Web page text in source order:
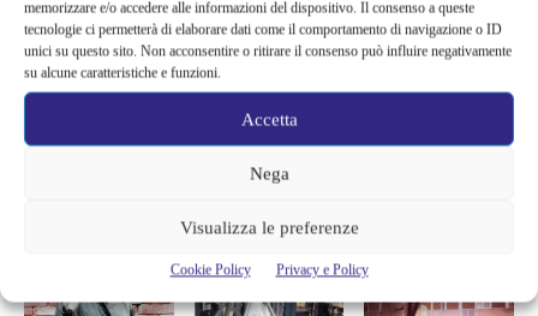
memorizzare e/o accedere alle informazioni del dispositivo. Il consenso a queste
tecnologie ci permetterà di elaborare dati come il comportamento di navigazione o ID
unici su questo sito. Non acconsentire o ritirare il consenso può influire negativamente
su alcune caratteristiche e funzioni.
Accetta
Nega
Visualizza le preferenze
Cookie Policy Privacy e Policy
Voi cosa ne pensate?